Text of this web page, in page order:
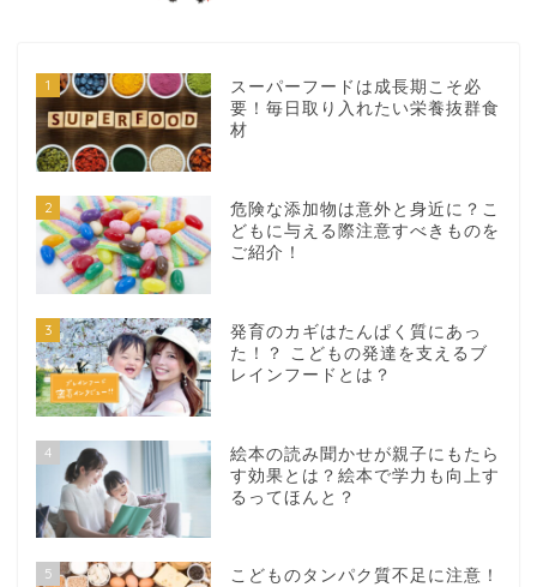
1
スーパーフードは成長期こそ必
要！毎日取り入れたい栄養抜群食
材
2
危険な添加物は意外と身近に？こ
どもに与える際注意すべきものを
ご紹介！
3
発育のカギはたんぱく質にあっ
た！？ こどもの発達を支えるブ
レインフードとは？
4
絵本の読み聞かせが親子にもたら
す効果とは？絵本で学力も向上す
るってほんと？
5
こどものタンパク質不足に注意！